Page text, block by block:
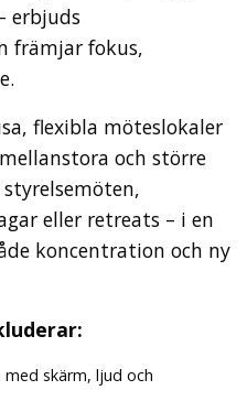
erbjuds
främjar fokus,
flexibla möteslokaler
och större
eller retreats – i en
koncentration och ny
skärm, ljud och